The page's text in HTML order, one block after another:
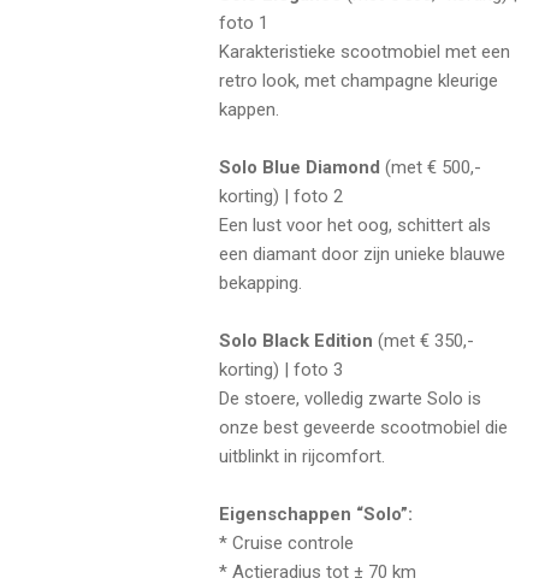
foto 1
Karakteristieke scootmobiel met een
retro look, met champagne kleurige
kappen.
Solo Blue Diamond(met € 500,-
korting) | foto 2
Een lust voor het oog, schittert als
een diamant door zijn unieke blauwe
bekapping.
Solo Black Edition (met € 350,-
korting) | foto 3
De stoere, volledig zwarte Solo is
onze best geveerde scootmobiel die
uitblinkt in rijcomfort.
Eigenschappen “Solo”:
* Cruise controle
* Actieradius tot ± 70 km